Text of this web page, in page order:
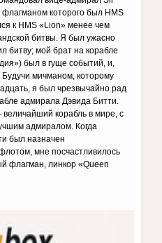
флагманом которого был HMS
к HMS «Lion» менее чем
битвы. Я был ужасно
битву; мой брат на корабле
был в гуще событий, и,
Будучи мичманом, которому
я был чрезвычайно рад
адмирала Дэвида Битти.
корабль в мире, с
адмиралом. Когда
был назначен
мне посчастливилось
флагман, линкор «Queen